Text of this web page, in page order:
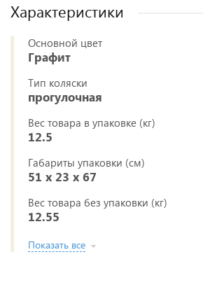
Характеристики
Основной цвет
Графит
Тип коляски
прогулочная
Вес товара в упаковке (кг)
12.5
Габариты упаковки (см)
51 x 23 x 67
Вес товара без упаковки (кг)
12.55
Показать все